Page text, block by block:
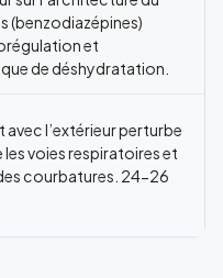
(benzodiazépines)
et
de déshydratation.
l’extérieur perturbe
voies respiratoires et
courbatures. 24-26